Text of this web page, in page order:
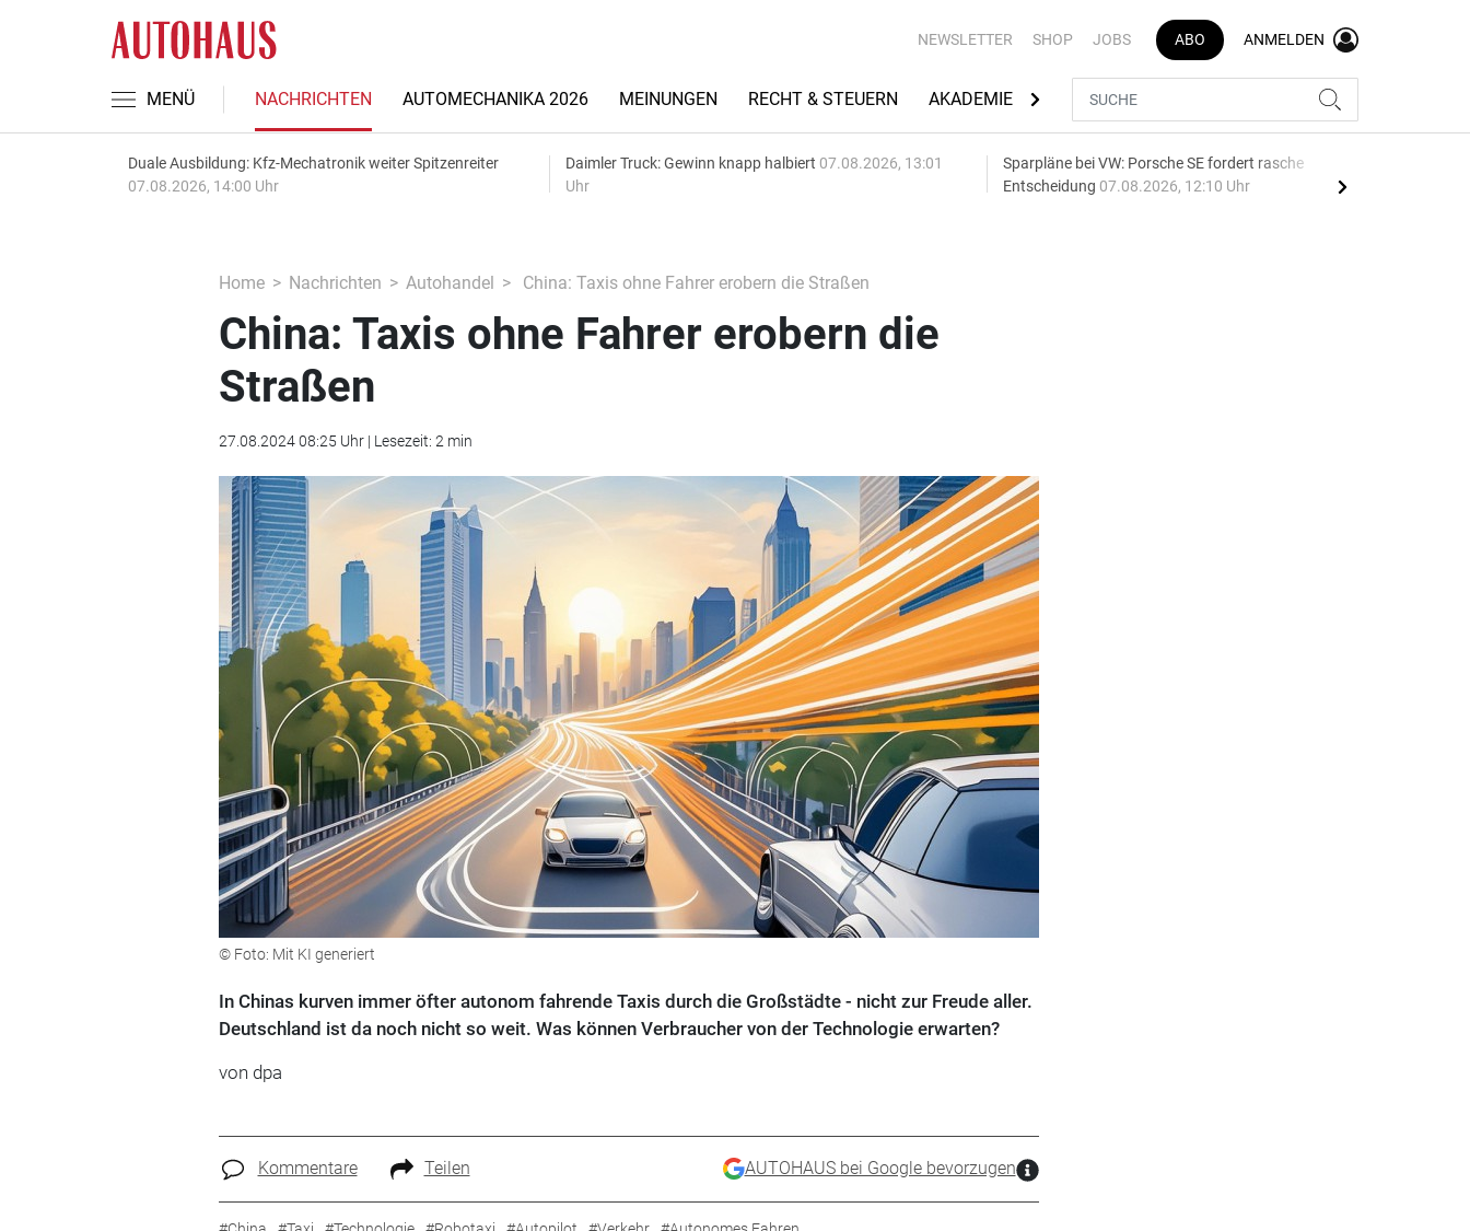
NEWSLETTER SHOP JOBS ABO ANMELDEN
MENÜ NACHRICHTEN AUTOMECHANIKA 2026 MEINUNGEN RECHT & STEUERN AKADEMIE AUTOMARKEN
Duale Ausbildung: Kfz-Mechatronik weiter Spitzenreiter
07.08.2026, 14:00 Uhr
Daimler Truck: Gewinn knapp halbiert 07.08.2026, 13:01
Uhr
Sparpläne bei VW: Porsche SE fordert rasche
Entscheidung 07.08.2026, 12:10 Uhr
Home Nachrichten Autohandel China: Taxis ohne Fahrer erobern die Straßen
China: Taxis ohne Fahrer erobern die
Straßen
27.08.2024 08:25 Uhr | Lesezeit: 2 min
© Foto: Mit KI generiert
In Chinas kurven immer öfter autonom fahrende Taxis durch die Großstädte - nicht zur Freude aller.
Deutschland ist da noch nicht so weit. Was können Verbraucher von der Technologie erwarten?
von dpa
Kommentare Teilen AUTOHAUS bei Google bevorzugen